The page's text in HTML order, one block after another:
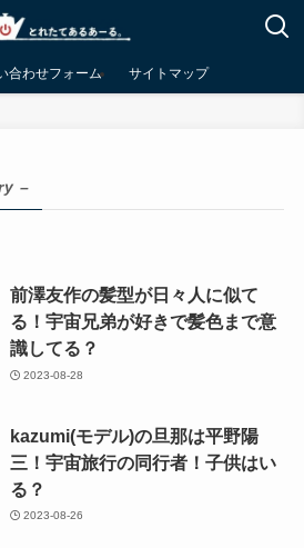
合わせフォーム サイトマップ
–
前澤友作の髪型が日々人に似て
る！宇宙兄弟が好きで髪色まで意
識してる？
2023-08-28
kazumi(モデル)の旦那は平野陽
三！宇宙旅行の同行者！子供はい
る？
2023-08-26